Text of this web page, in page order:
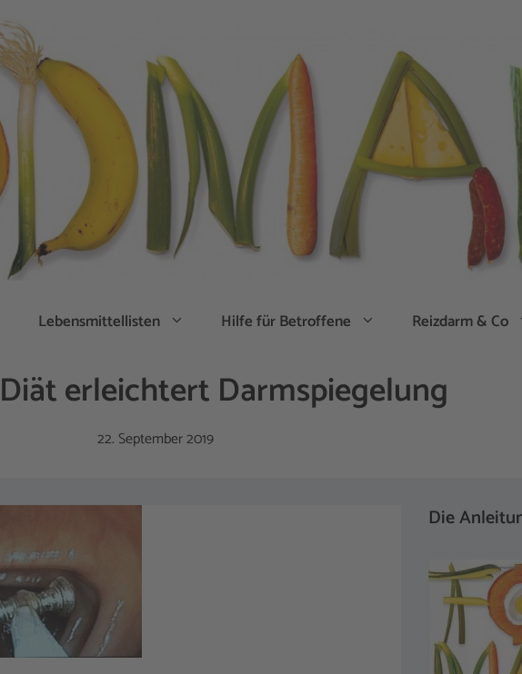
Lebensmittellisten Hilfe für Betroffene Reizdarm & Co
erleichtert Darmspiegelung
22. September 2019
Die